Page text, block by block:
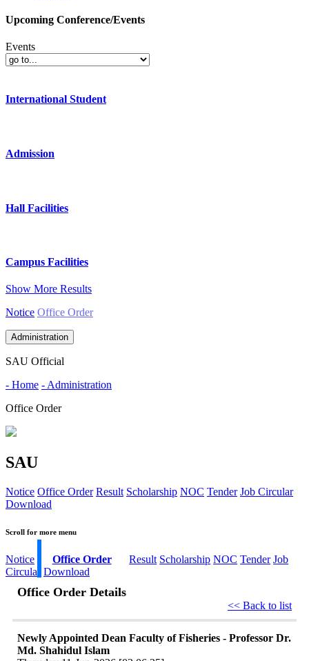
Upcoming Conference/Events
Events
International Student
Admission
Hall Facilities
Campus Facilities
Show More Results
Notice Office Order
Administration
SAU Official
- Home - Administration
Office Order
SAU
Notice Office Order Result Scholarship NOC Tender Job Circular
Download
Scroll for more menu
Notice Office Order Result Scholarship NOC Tender Job
Circular Download
Office Order Details
<< Back to list
Newly Appointed Dean Faculty of Fisheries - Professor Dr.
Md. Shahidul Islam